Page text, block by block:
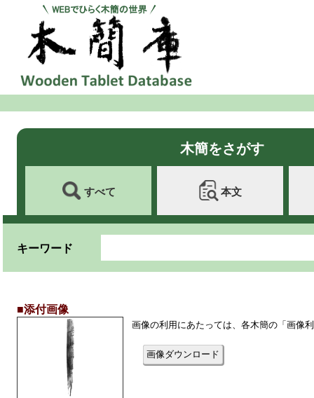
木簡をさがす
すべて 本文
キーワード
■添付画像
画像の利用にあたっては、各木簡の「画像
画像ダウンロード